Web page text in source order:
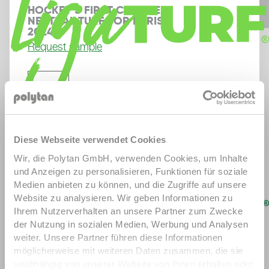
Diese Webseite verwendet Cookies
Wir, die Polytan GmbH, verwenden Cookies, um Inhalte
und Anzeigen zu personalisieren, Funktionen für soziale
Medien anbieten zu können, und die Zugriffe auf unsere
Website zu analysieren. Wir geben Informationen zu
Ihrem Nutzerverhalten an unsere Partner zum Zwecke
der Nutzung in sozialen Medien, Werbung und Analysen
weiter. Unsere Partner führen diese Informationen
möglicherweise mit weiteren Daten zusammen, die sie
LigaTurf Cross GT zeroLigaTurf Cross NEXT RLigaTurf
Cross RLigaTurf Quantum RLigaTurf RS+ R
HOCKEY'S FIRST CLIMATE-
NEUTRAL TURF FOR PARIS
2024
Request sample